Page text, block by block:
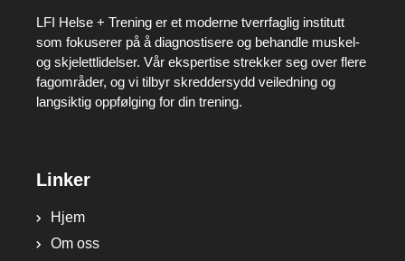
LFI Helse + Trening er et moderne tverrfaglig institutt
som fokuserer på å diagnostisere og behandle muskel-
og skjelettlidelser. Vår ekspertise strekker seg over flere
fagområder, og vi tilbyr skreddersydd veiledning og
langsiktig oppfølging for din trening.
Linker
Hjem
Om oss